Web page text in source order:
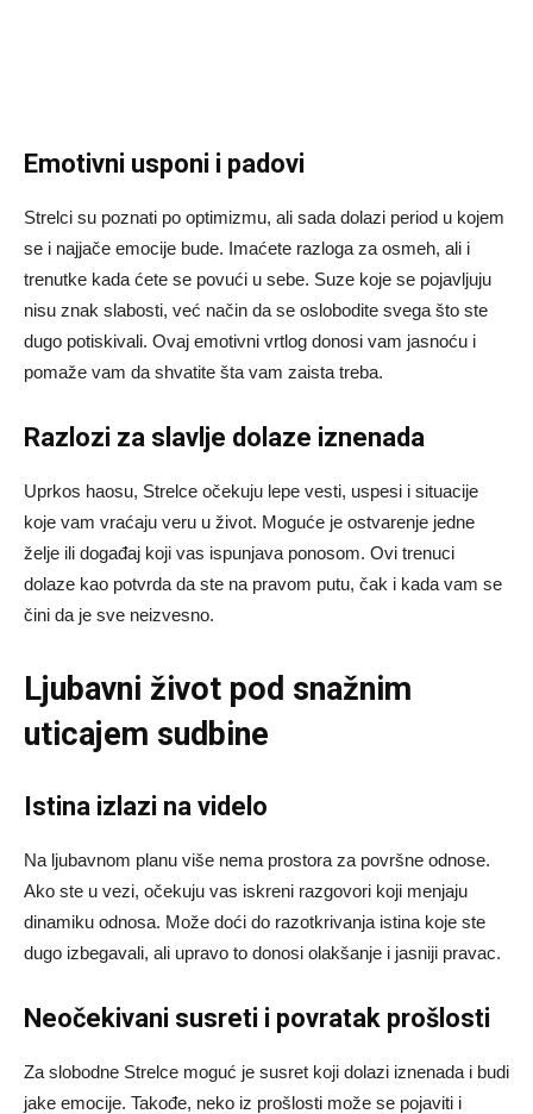
Emotivni usponi i padovi
Strelci su poznati po optimizmu, ali sada dolazi period u kojem
se i najjače emocije bude. Imaćete razloga za osmeh, ali i
trenutke kada ćete se povući u sebe. Suze koje se pojavljuju
nisu znak slabosti, već način da se oslobodite svega što ste
dugo potiskivali. Ovaj emotivni vrtlog donosi vam jasnoću i
pomaže vam da shvatite šta vam zaista treba.
Razlozi za slavlje dolaze iznenada
Uprkos haosu, Strelce očekuju lepe vesti, uspesi i situacije
koje vam vraćaju veru u život. Moguće je ostvarenje jedne
želje ili događaj koji vas ispunjava ponosom. Ovi trenuci
dolaze kao potvrda da ste na pravom putu, čak i kada vam se
čini da je sve neizvesno.
Ljubavni život pod snažnim
uticajem sudbine
Istina izlazi na videlo
Na ljubavnom planu više nema prostora za površne odnose.
Ako ste u vezi, očekuju vas iskreni razgovori koji menjaju
dinamiku odnosa. Može doći do razotkrivanja istina koje ste
dugo izbegavali, ali upravo to donosi olakšanje i jasniji pravac.
Neočekivani susreti i povratak prošlosti
Za slobodne Strelce moguć je susret koji dolazi iznenada i budi
jake emocije. Takođe, neko iz prošlosti može se pojaviti i